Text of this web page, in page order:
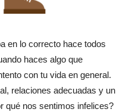
en lo correcto hace todos
haces algo que
con tu vida en general.
relaciones adecuadas y un
qué nos sentimos infelices?